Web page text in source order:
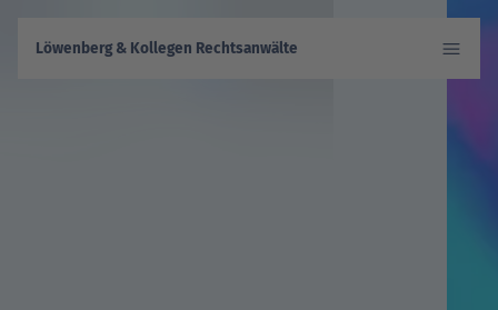
Löwenberg & Kollegen Rechtsanwälte